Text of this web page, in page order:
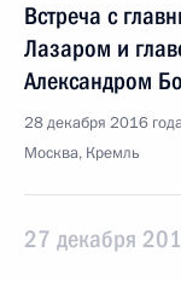
Встреча с
Лазаром и
Александром
28 декабря 2016
Москва, Кремль
27 декабря